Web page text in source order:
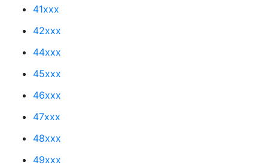
41xxx
42xxx
44xxx
45xxx
46xxx
47xxx
48xxx
49xxx